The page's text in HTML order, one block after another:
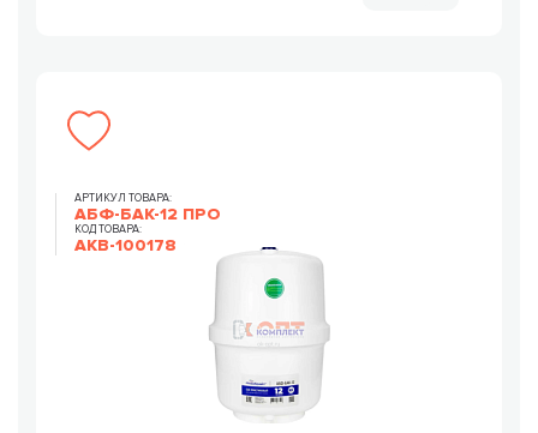
АРТИКУЛ ТОВАРА:
АБФ-БАК-12 ПРО
КОД ТОВАРА:
AKB-100178